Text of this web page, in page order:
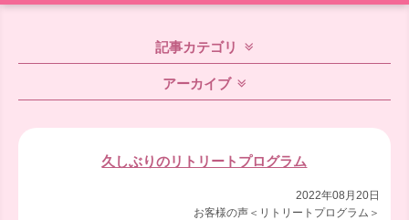
記事カテゴリ
アーカイブ
久しぶりのリトリートプログラム
2022年08月20日
お客様の声＜リトリートプログラム＞